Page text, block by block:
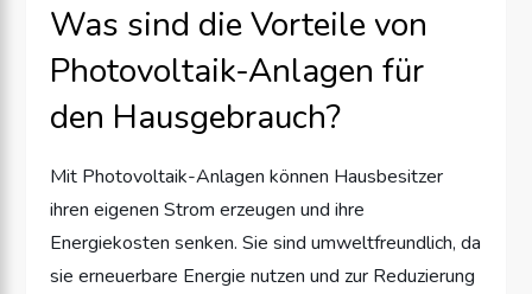
Was sind die Vorteile von
Photovoltaik-Anlagen für
den Hausgebrauch?
Mit Photovoltaik-Anlagen können Hausbesitzer
ihren eigenen Strom erzeugen und ihre
Energiekosten senken. Sie sind umweltfreundlich, da
sie erneuerbare Energie nutzen und zur Reduzierung